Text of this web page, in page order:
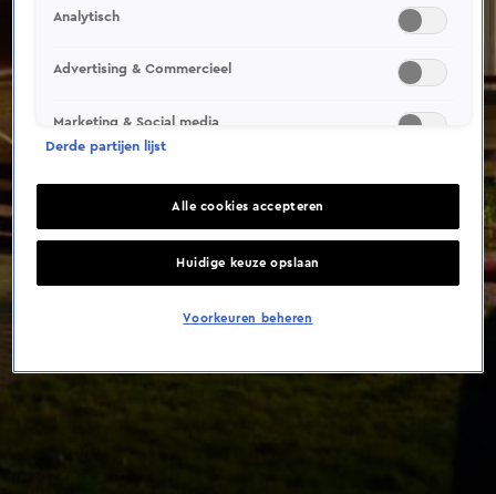
Analytisch
Advertising & Commercieel
Marketing & Social media
Derde partijen lijst
Alle cookies accepteren
Huidige keuze opslaan
Voorkeuren beheren